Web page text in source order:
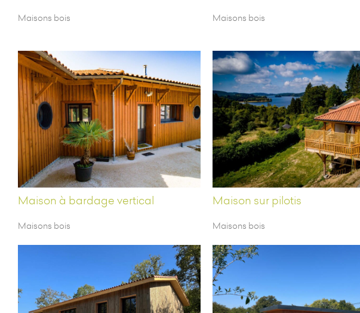
Maisons bois Maisons bois
Maison à bardage vertical
Maisons bois
Maison sur pilotis
Maisons bois